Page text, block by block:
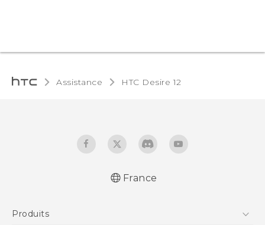
Assistance HTC Desire 12‎
France
Produits